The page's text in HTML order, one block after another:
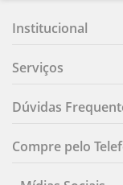
Institucional
Serviços
Dúvidas
Compre pelo